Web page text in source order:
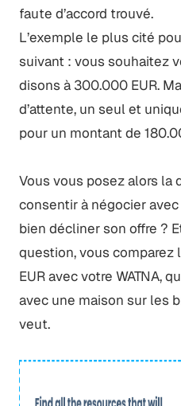
faute d’accord trouvé.
L’exemple le plus cité
suivant : vous souhaitez
disons à 300.000 EUR.
d’attente, un seul et
pour un montant de
Vous vous posez alors la
consentir à négocier
bien décliner son offre ?
question, vous comparez
EUR avec votre WATNA,
avec une maison sur les
veut.